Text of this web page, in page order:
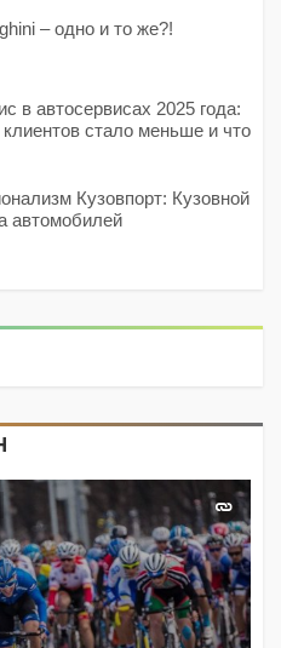
– одно и то же?!
в автосервисах 2025 года:
стало меньше и что
Кузовпорт: Кузовной
автомобилей